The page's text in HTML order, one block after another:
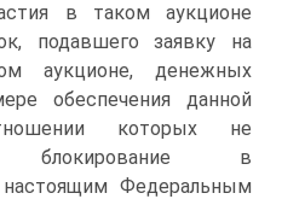
в таком аукционе
подавшего заявку на
аукционе, денежных
обеспечения данной
которых не
блокирование в
Федеральным